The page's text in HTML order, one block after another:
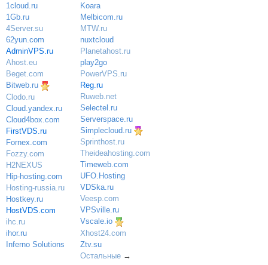
1cloud.ru
1Gb.ru
4Server.su
62yun.com
AdminVPS.ru
Ahost.eu
Beget.com
Bitweb.ru
Clodo.ru
Cloud.yandex.ru
Cloud4box.com
FirstVDS.ru
Fornex.com
Fozzy.com
H2NEXUS
Hip-hosting.com
Hosting-russia.ru
Hostkey.ru
HostVDS.com
ihc.ru
ihor.ru
Inferno Solutions
Koara
Melbicom.ru
MTW.ru
nuxtcloud
Planetahost.ru
play2go
PowerVPS.ru
Reg.ru
Ruweb.net
Selectel.ru
Serverspace.ru
Simplecloud.ru
Sprinthost.ru
Theideahosting.com
Timeweb.com
UFO.Hosting
VDSka.ru
Veesp.com
VPSville.ru
Vscale.io
Xhost24.com
Ztv.su
Остальные→